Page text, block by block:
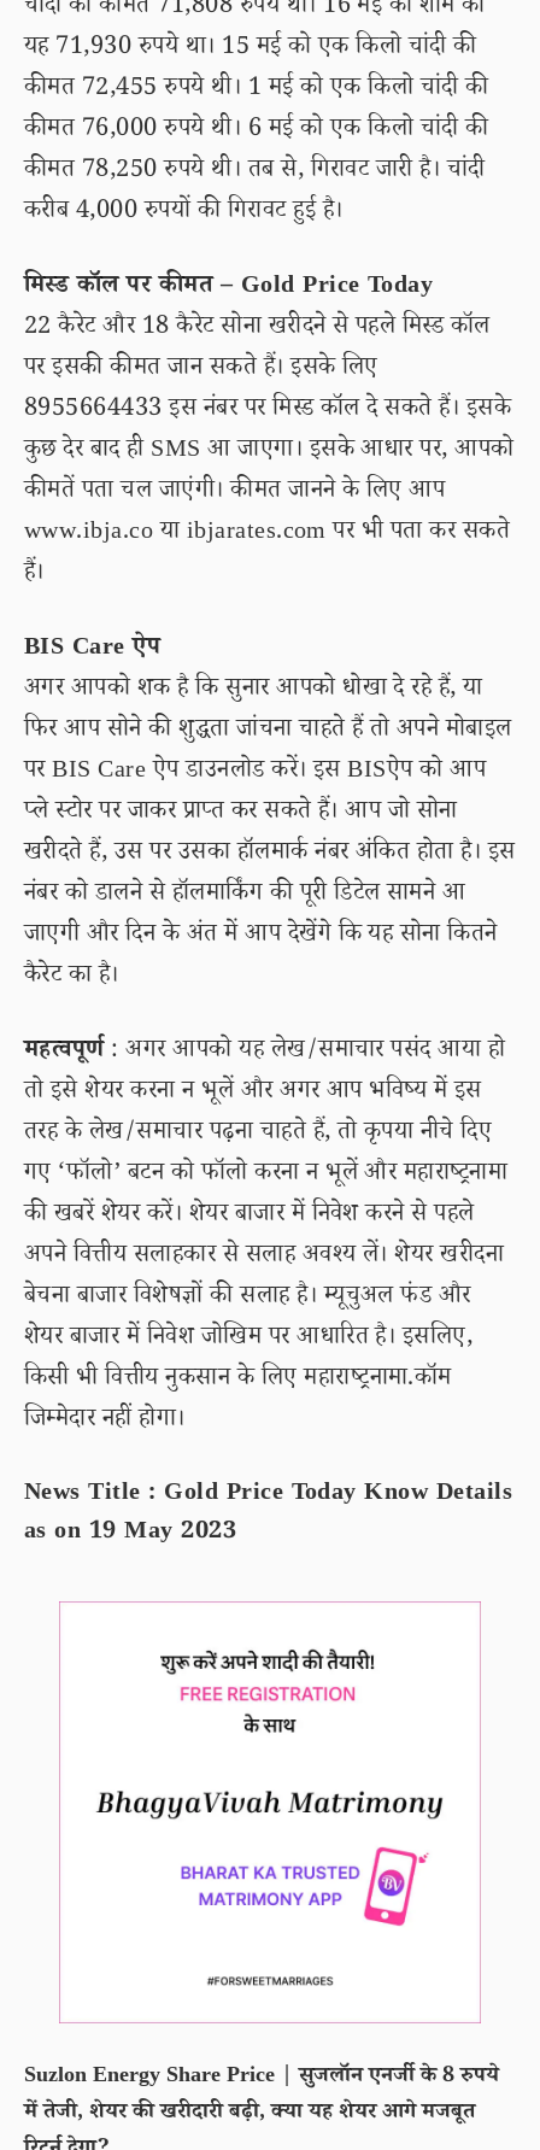
चांदी की कीमत 71,808 रुपये थी। 16 मई की शाम को
यह 71,930 रुपये था। 15 मई को एक किलो चांदी की
कीमत 72,455 रुपये थी। 1 मई को एक किलो चांदी की
कीमत 76,000 रुपये थी। 6 मई को एक किलो चांदी की
कीमत 78,250 रुपये थी। तब से, गिरावट जारी है। चांदी
करीब 4,000 रुपयों की गिरावट हुई है।
मिस्ड कॉल पर कीमत – Gold Price Today
22 कैरेट और 18 कैरेट सोना खरीदने से पहले मिस्ड कॉल
पर इसकी कीमत जान सकते हैं। इसके लिए
8955664433 इस नंबर पर मिस्ड कॉल दे सकते हैं। इसके
कुछ देर बाद ही SMS आ जाएगा। इसके आधार पर, आपको
कीमतें पता चल जाएंगी। कीमत जानने के लिए आप
www.ibja.co या ibjarates.com पर भी पता कर सकते
हैं।
BIS Care ऐप
अगर आपको शक है कि सुनार आपको धोखा दे रहे हैं, या
फिर आप सोने की शुद्धता जांचना चाहते हैं तो अपने मोबाइल
पर BIS Care ऐप डाउनलोड करें। इस BISऐप को आप
प्ले स्टोर पर जाकर प्राप्त कर सकते हैं। आप जो सोना
खरीदते हैं, उस पर उसका हॉलमार्क नंबर अंकित होता है। इस
नंबर को डालने से हॉलमार्किंग की पूरी डिटेल सामने आ
जाएगी और दिन के अंत में आप देखेंगे कि यह सोना कितने
कैरेट का है।
महत्वपूर्ण: अगर आपको यह लेख/समाचार पसंद आया हो
तो इसे शेयर करना न भूलें और अगर आप भविष्य में इस
तरह के लेख/समाचार पढ़ना चाहते हैं, तो कृपया नीचे दिए
गए ‘फॉलो’ बटन को फॉलो करना न भूलें और महाराष्ट्रनामा
की खबरें शेयर करें। शेयर बाजार में निवेश करने से पहले
अपने वित्तीय सलाहकार से सलाह अवश्य लें। शेयर खरीदना
बेचना बाजार विशेषज्ञों की सलाह है। म्यूचुअल फंड और
शेयर बाजार में निवेश जोखिम पर आधारित है। इसलिए,
किसी भी वित्तीय नुकसान के लिए महाराष्ट्रनामा.कॉम
जिम्मेदार नहीं होगा।
News Title : Gold Price Today Know Details
as on 19 May 2023
Suzlon Energy Share Price | सुजलॉन एनर्जी के 8 रुपये
में तेजी, शेयर की खरीदारी बढ़ी, क्या यह शेयर आगे मजबूत